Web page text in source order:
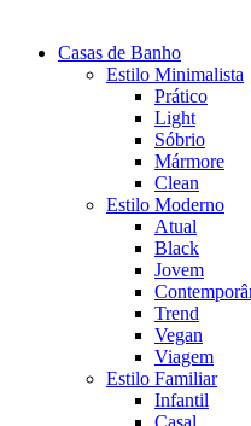
Casas de Banho
Estilo Minimalista
Prático
Light
Sóbrio
Mármore
Clean
Estilo Moderno
Atual
Black
Jovem
Trend
Vegan
Viagem
Estilo Familiar
Infantil
Casal